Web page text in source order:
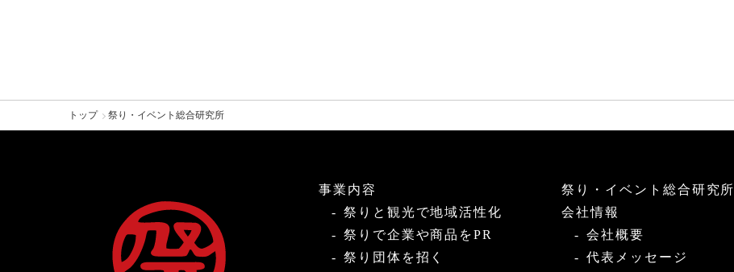
トップ 祭り・イベント総合研究所
事業内容
祭りと観光で地域活性化
祭りで企業や商品をPR
祭り団体を招く
祭り・イベント総合研究所
会社情報
会社概要
代表メッセージ